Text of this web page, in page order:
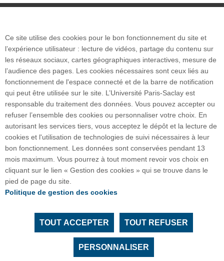
Plan du site
Accueil des publics internationaux
POLYTECH PARIS-SACLAY
Maison de l'ingénieur - Bâtiment 620
15, Rue Joliot-Curie
91190 Gif-sur-Yvette
Crédits photos :
Laurent Ghesquiere et Polytech
Tous droits réservés Université Paris-Saclay
Accessibilité :partiellement conforme
Ce site utilise des cookies pour le bon fonctionnement du site et
l’expérience utilisateur : lecture de vidéos, partage du contenu sur
les réseaux sociaux, cartes géographiques interactives, mesure de
l’audience des pages. Les cookies nécessaires sont ceux liés au
fonctionnement de l'espace connecté et de la barre de notification
qui peut être utilisée sur le site. L’Université Paris-Saclay est
responsable du traitement des données. Vous pouvez accepter ou
refuser l’ensemble des cookies ou personnaliser votre choix. En
autorisant les services tiers, vous acceptez le dépôt et la lecture de
cookies et l'utilisation de technologies de suivi nécessaires à leur
bon fonctionnement. Les données sont conservées pendant 13
mois maximum. Vous pourrez à tout moment revoir vos choix en
cliquant sur le lien « Gestion des cookies » qui se trouve dans le
pied de page du site.
Politique de gestion des cookies
TOUT ACCEPTER TOUT REFUSER
PERSONNALISER